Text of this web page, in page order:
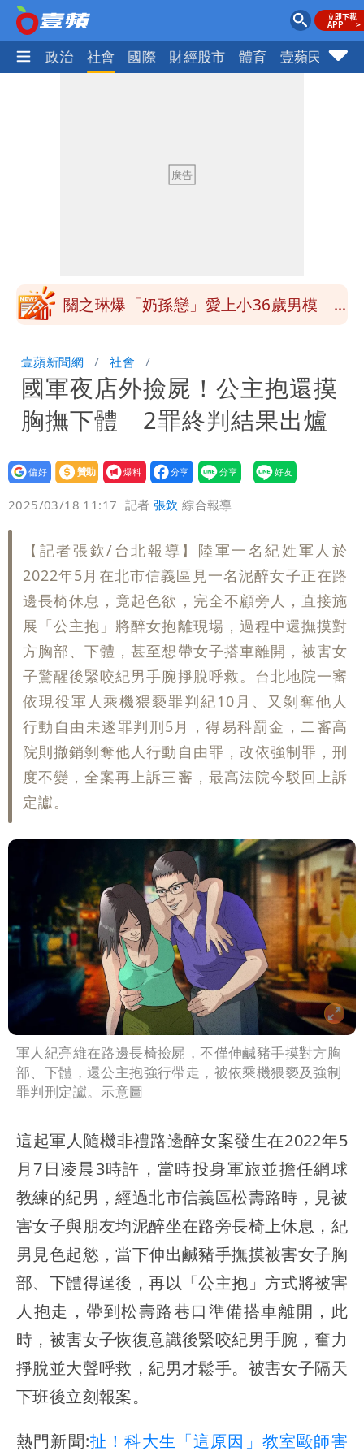
生活 政治 社會 國際 財經股市 體育 壹蘋民調
影曝 網驚覺不對
泰國校園爆槍響！2師中彈亡20人傷 槍
高
關之琳爆「奶孫戀」愛上小36歲男模
驚：戰局變五五波
兆基風暴｜前董座李建成遭檢調約談！最
快今晚移送
明金成離世留下雙胞胎 4歲兒與老師一
段對話催淚！
蔣萬安民調只贏5％「現任優勢去哪？」
她嘆：真的該緊張
慈濟遭詐10.6億！網紅揪聲明「疑點重
重」 1細節避而不談
97萬網紅「肥大叔」驚傳猝逝！最後身
影曝 網驚覺不對
泰國校園爆槍響！2師中彈亡20人傷 槍
手疑學生
壹蘋新聞網 社會
國軍夜店外撿屍！公主抱還摸
胸撫下體 2罪終判結果出爐
設為
贊助
我要
爆料
2025/03/18 11:17 記者張欽 綜合報導
【記者張欽/台北報導】陸軍一名紀姓軍人於
2022年5月在北市信義區見一名泥醉女子正在路
邊長椅休息，竟起色欲，完全不顧旁人，直接施
展「公主抱」將醉女抱離現場，過程中還撫摸對
方胸部、下體，甚至想帶女子搭車離開，被害女
子驚醒後緊咬紀男手腕掙脫呼救。台北地院一審
依現役軍人乘機猥褻罪判紀10月、又剝奪他人
行動自由未遂罪判刑5月，得易科罰金，二審高
院則撤銷剝奪他人行動自由罪，改依強制罪，刑
度不變，全案再上訴三審，最高法院今駁回上訴
定讞。
軍人紀亮維在路邊長椅撿屍，不僅伸鹹豬手摸對方胸
部、下體，還公主抱強行帶走，被依乘機猥褻及強制
罪判刑定讞。示意圖
這起軍人隨機非禮路邊醉女案發生在2022年5
月7日凌晨3時許，當時投身軍旅並擔任網球
教練的紀男，經過北市信義區松壽路時，見被
害女子與朋友均泥醉坐在路旁長椅上休息，紀
男見色起慾，當下伸出鹹豬手撫摸被害女子胸
部、下體得逞後，再以「公主抱」方式將被害
人抱走，帶到松壽路巷口準備搭車離開，此
時，被害女子恢復意識後緊咬紀男手腕，奮力
掙脫並大聲呼救，紀男才鬆手。被害女子隔天
下班後立刻報案。
熱門新聞:扯！科大生「這原因」教室毆師害